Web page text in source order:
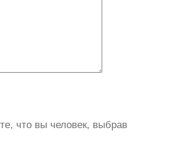
что вы человек, выбрав